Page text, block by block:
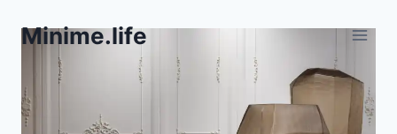
Inhalt
springen
Minime.life